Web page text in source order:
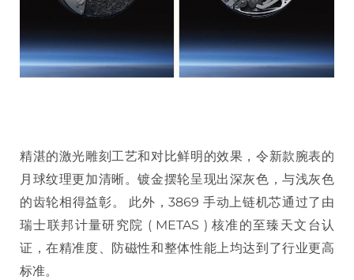
精湛的激光雕刻工艺和对比鲜明的效果，令新款腕表的
月球纹理更加清晰。镀金摆轮呈现出深灰色，与浅灰色
的齿轮相得益彰。 此外，3869 手动上链机芯通过了由
瑞士联邦计量研究院 ( METAS ) 核准的至臻天文台认
证，在精准度、防磁性和整体性能上均达到了行业更高
标准。